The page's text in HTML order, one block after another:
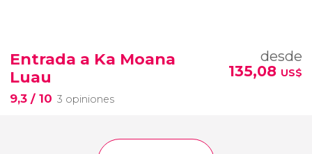
Entrada a Ka Moana
Luau
9,3 / 10 3 opiniones
desde
135,08 US$